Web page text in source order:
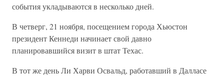
события укладываются в несколько дней.
В четверг, 21 ноября, посещением города Хьюстон
президент Кеннеди начинает свой давно
планировавшийся визит в штат Техас.
В тот же день Ли Харви Освальд, работавший в Далласе